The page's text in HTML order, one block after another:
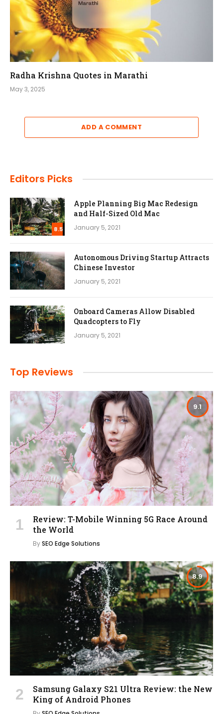
Radha Krishna Quotes in Marathi
May 3, 2025
ADD A COMMENT
Editors Picks
8.5
Apple Planning Big Mac Redesign
and Half-Sized Old Mac
January 5, 2021
Autonomous Driving Startup Attracts
Chinese Investor
January 5, 2021
Onboard Cameras Allow Disabled
Quadcopters to Fly
January 5, 2021
Top Reviews
9.1
Review: T-Mobile Winning 5G Race Around
the World
BySEO Edge Solutions
8.9
Samsung Galaxy S21 Ultra Review: the New
King of Android Phones